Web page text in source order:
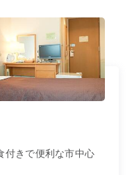
付きで便利な市中心